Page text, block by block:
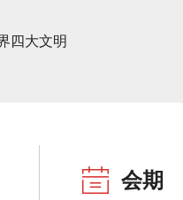
四大文明
会期